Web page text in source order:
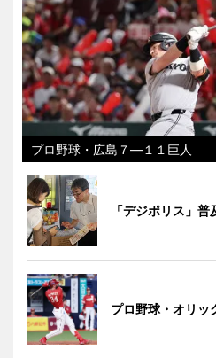
プロ野球・広島７―１１巨人
「デジポリス」
プロ野球・オリ